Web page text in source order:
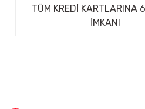
TÜM KREDİ KARTLARINA
İMKANI